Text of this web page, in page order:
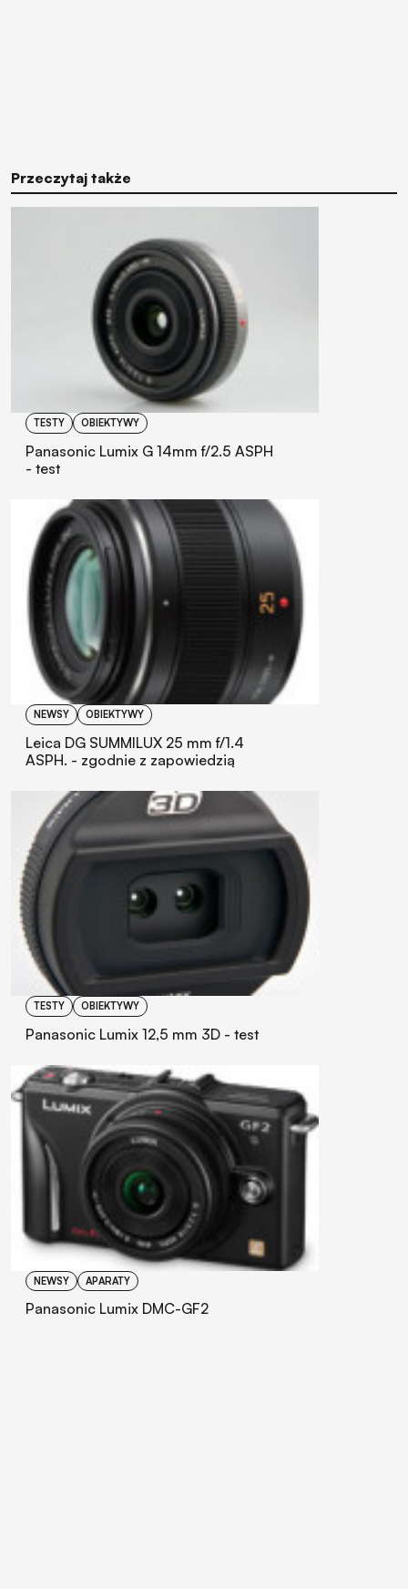
Przeczytaj także
TESTY OBIEKTYWY
Panasonic Lumix G 14mm f/2.5 ASPH
- test
NEWSY OBIEKTYWY
Leica DG SUMMILUX 25 mm f/1.4
ASPH. - zgodnie z zapowiedzią
TESTY OBIEKTYWY
Panasonic Lumix 12,5 mm 3D - test
NEWSY APARATY
Panasonic Lumix DMC-GF2